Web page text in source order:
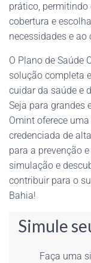
prático, permitindo
cobertura e
necessidades e
O Plano de Saúde
solução completa
cuidar da saúde e
Seja para grandes
Omint oferece
credenciada de
para a prevenção
simulação e
contribuir para o
Bahia!
Simule
Faça uma